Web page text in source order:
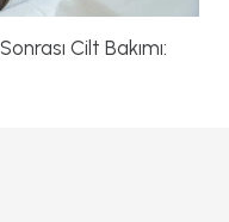
Cilt Bakımı: